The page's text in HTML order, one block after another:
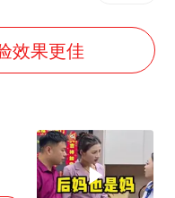
进横滨女单16强
国建设驶入“快车道”
效果更佳